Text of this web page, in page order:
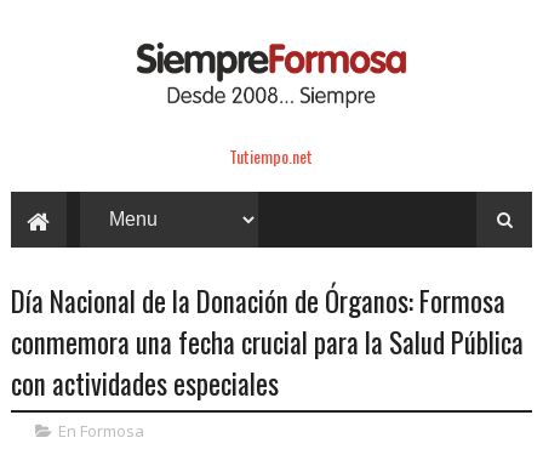
Tutiempo.net
Día Nacional de la Donación de Órganos: Formosa
conmemora una fecha crucial para la Salud Pública
con actividades especiales
En Formosa